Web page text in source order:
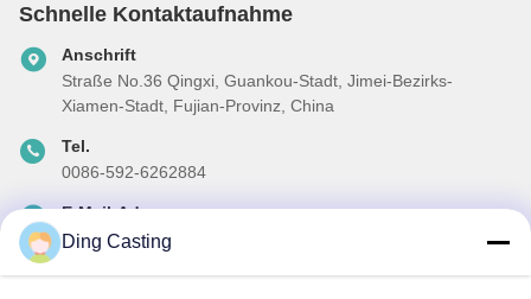
Schnelle Kontaktaufnahme
Anschrift
Straße No.36 Qingxi, Guankou-Stadt, Jimei-Bezirks-
Xiamen-Stadt, Fujian-Provinz, China
Tel.
0086-592-6262884
E-Mail-Adresse
dzivy@idzxm.cn
Ding Casting